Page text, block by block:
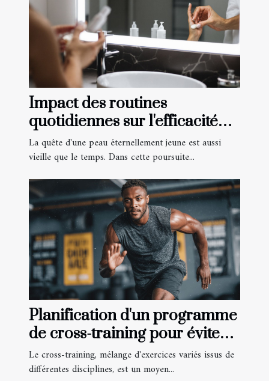
Impact des routines
quotidiennes sur l'efficacité
des soins anti-âge
La quête d'une peau éternellement jeune est aussi
vieille que le temps. Dans cette poursuite...
Planification d'un programme
de cross-training pour éviter
les blessures et améliorer
l'endurance
Le cross-training, mélange d'exercices variés issus de
différentes disciplines, est un moyen...